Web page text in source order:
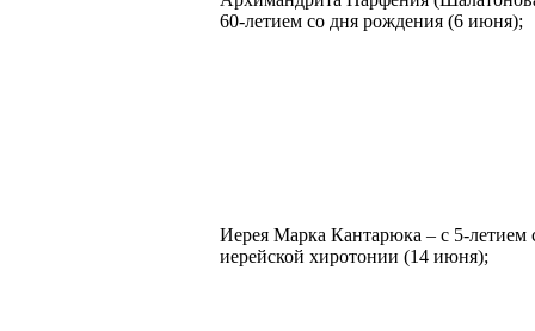
60-летием со дня рождения (6 июня);
Иерея Марка Кантарюка – с 5-летием
иерейской хиротонии (14 июня);